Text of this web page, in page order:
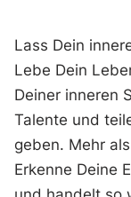
nLass Dein
Lebe Dein
Deiner inneren
Talente und
geben. Mehr
Erkenne Deine